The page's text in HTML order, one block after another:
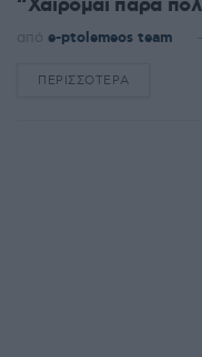
“Χαίρομαι πάρα
από e-ptolemeos team
ΠΕΡΙΣΣΌΤΕΡΑ